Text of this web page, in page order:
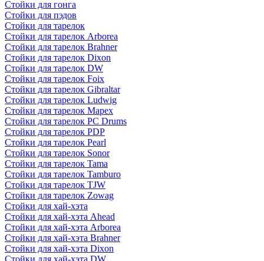
Стойки для гонга
Стойки для пэдов
Стойки для тарелок
Стойки для тарелок Arborea
Стойки для тарелок Brahner
Стойки для тарелок Dixon
Стойки для тарелок DW
Стойки для тарелок Foix
Стойки для тарелок Gibraltar
Стойки для тарелок Ludwig
Стойки для тарелок Mapex
Стойки для тарелок PC Drums
Стойки для тарелок PDP
Стойки для тарелок Pearl
Стойки для тарелок Sonor
Стойки для тарелок Tama
Стойки для тарелок Tamburo
Стойки для тарелок TJW
Стойки для тарелок Zowag
Стойки для хай-хэта
Стойки для хай-хэта Ahead
Стойки для хай-хэта Arborea
Стойки для хай-хэта Brahner
Стойки для хай-хэта Dixon
Стойки для хай-хэта DW